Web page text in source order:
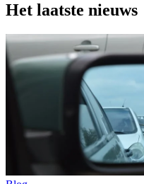
Het laatste nieuws